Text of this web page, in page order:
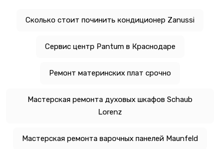
Сколько стоит починить кондиционер Zanussi
Сервис центр Pantum в Краснодаре
Ремонт материнских плат срочно
Мастерская ремонта духовых шкафов Schaub
Lorenz
Мастерская ремонта варочных панелей Maunfeld